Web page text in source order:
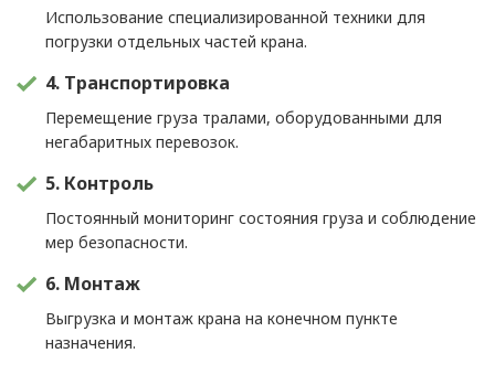
Использование специализированной техники для
погрузки отдельных частей крана.
4. Транспортировка
Перемещение груза тралами, оборудованными для
негабаритных перевозок.
5. Контроль
Постоянный мониторинг состояния груза и соблюдение
мер безопасности.
6. Монтаж
Выгрузка и монтаж крана на конечном пункте
назначения.